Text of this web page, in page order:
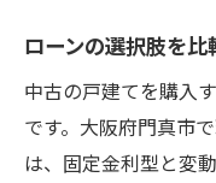
ローンの選択肢を比
中古の戸建てを購入
です。大阪府門真市
は、固定金利型と変